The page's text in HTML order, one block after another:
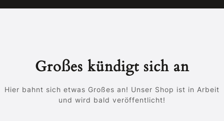
Button
Großes kündigt sich an
Hier bahnt sich etwas Großes an! Unser Shop ist in Arbeit
und wird bald veröffentlicht!